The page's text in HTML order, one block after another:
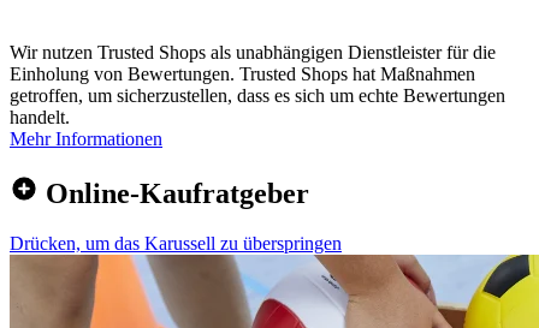
Wir nutzen Trusted Shops als unabhängigen Dienstleister für die
Einholung von Bewertungen. Trusted Shops hat Maßnahmen
getroffen, um sicherzustellen, dass es sich um echte Bewertungen
handelt.
Mehr Informationen
Online-Kaufratgeber
Drücken, um das Karussell zu überspringen